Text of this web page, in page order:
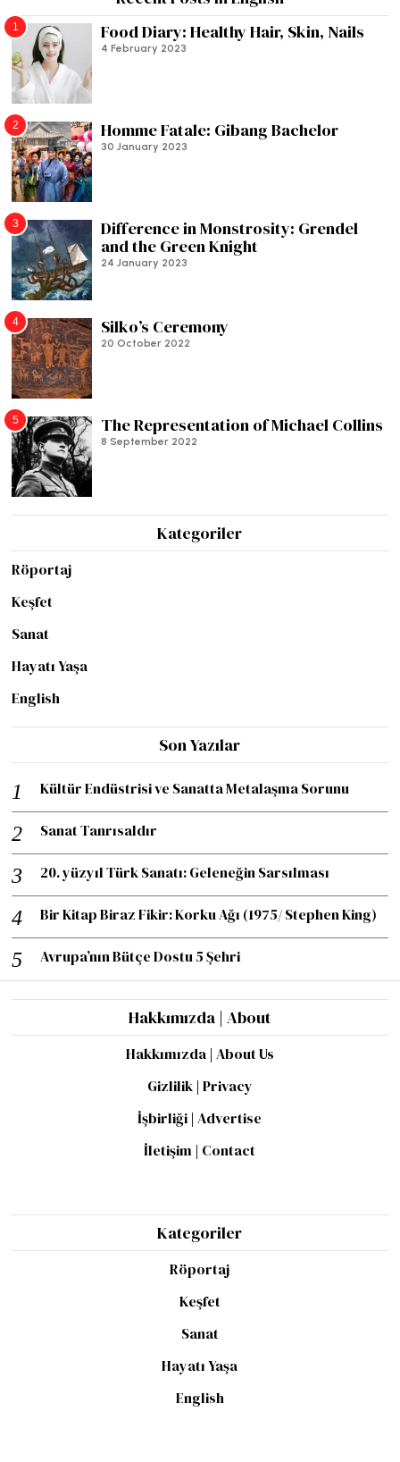
1 Food Diary: Healthy Hair, Skin, Nails
4 February 2023
2 Homme Fatale: Gibang Bachelor
30 January 2023
3
Difference in Monstrosity: Grendel
and the Green Knight
24 January 2023
4 Silko’s Ceremony
20 October 2022
5 The Representation of Michael Collins
8 September 2022
Kategoriler
Röportaj
Keşfet
Sanat
Hayatı Yaşa
English
Son Yazılar
Kültür Endüstrisi ve Sanatta Metalaşma Sorunu
Sanat Tanrısaldır
20. yüzyıl Türk Sanatı: Geleneğin Sarsılması
Bir Kitap Biraz Fikir: Korku Ağı (1975/ Stephen King)
Avrupa’nın Bütçe Dostu 5 Şehri
Hakkımızda | About
Hakkımızda | About Us
Gizlilik | Privacy
İşbirliği | Advertise
İletişim | Contact
Kategoriler
Röportaj
Keşfet
Sanat
Hayatı Yaşa
English